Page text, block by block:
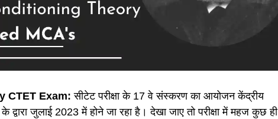
CTET Exam: सीटेट परीक्षा के 17 वे संस्करण का आयोजन केंद्रीय
के द्वारा जुलाई 2023 में होने जा रहा है। देखा जाए तो परीक्षा में महज कुछ ही